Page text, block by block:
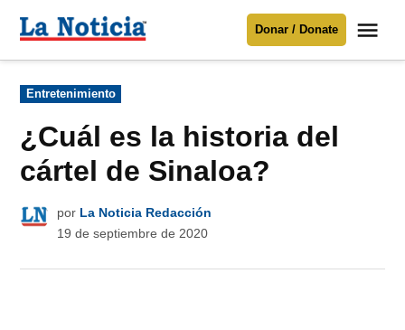
Para mantenerte informado necesitamos
Donar
contenido
Noticia
Donar / Donate
Publicado
en
Entretenimiento
¿Cuál es la historia del
cártel de Sinaloa?
por La Noticia Redacción
19 de septiembre de 2020